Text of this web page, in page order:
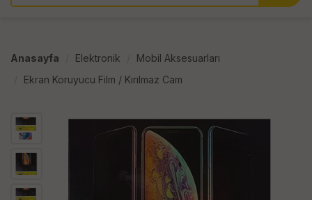
Anasayfa Elektronik
Mobil Aksesuarları
Ekran Koruyucu Film / Kırılmaz Cam